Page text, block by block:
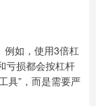
例如，使用3倍杠
亏损都会按杠杆
具”，而是需要严